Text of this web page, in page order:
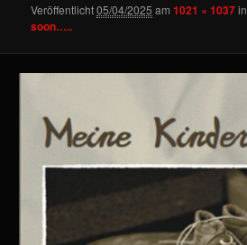
Veröffentlicht05/04/2025 am1021 × 1037in
soon…..